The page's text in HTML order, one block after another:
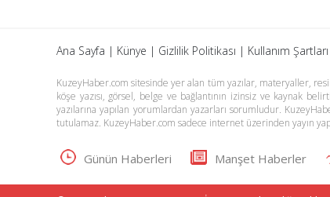
Ana Sayfa | Künye | Gizlilik Politikası | Kullanım Şartları
KuzeyHaber.com sitesinde yer alan tüm yazılar, materyaller,
köşe yazısı, görsel, belge ve bağlantının izinsiz ve kaynak
yazılarına yapılan yorumlardan yazarları sorumludur.
tutulamaz. KuzeyHaber.com sadece internet üzerinden yayın
Günün Haberleri Manşet Haberler